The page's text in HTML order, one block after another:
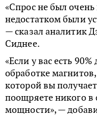
«Спрос не был
недостатком были
— сказал аналитик
Сиднее.
«Если у вас есть
обработке
которой вы
поощряете никого
мощности», —